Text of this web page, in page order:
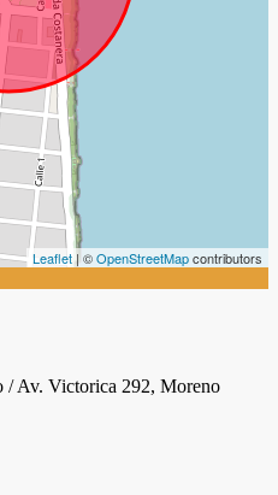
Leaflet | ©OpenStreetMapcontributors
/ Av. Victorica 292, Moreno